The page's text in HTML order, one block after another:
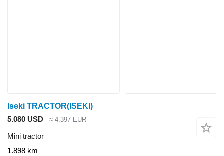
Iseki TRACTOR(ISEKI)
5.080 USD
≈ 4.397 EUR
Mini tractor
1.898 km